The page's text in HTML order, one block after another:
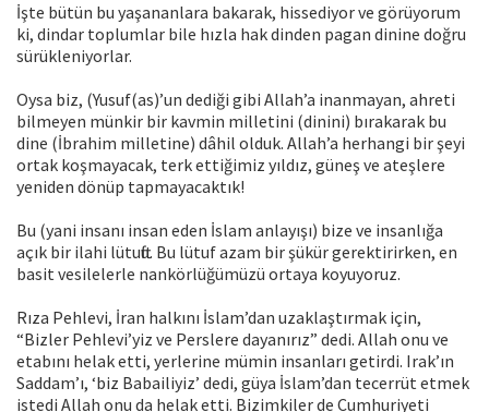
İşte bütün bu yaşananlara bakarak, hissediyor ve görüyorum
ki, dindar toplumlar bile hızla hak dinden pagan dinine doğru
sürükleniyorlar.
Oysa biz, (Yusuf(as)’un dediği gibi Allah’a inanmayan, ahreti
bilmeyen münkir bir kavmin milletini (dinini) bırakarak bu
dine (İbrahim milletine) dâhil olduk. Allah’a herhangi bir şeyi
ortak koşmayacak, terk ettiğimiz yıldız, güneş ve ateşlere
yeniden dönüp tapmayacaktık!
Bu (yani insanı insan eden İslam anlayışı) bize ve insanlığa
açık bir ilahi lütuftu. Bu lütuf azam bir şükür gerektirirken, en
basit vesilelerle nankörlüğümüzü ortaya koyuyoruz.
Rıza Pehlevi, İran halkını İslam’dan uzaklaştırmak için,
“Bizler Pehlevi’yiz ve Perslere dayanırız” dedi. Allah onu ve
etabını helak etti, yerlerine mümin insanları getirdi. Irak’ın
Saddam’ı, ‘biz Babailiyiz’ dedi, güya İslam’dan tecerrüt etmek
istedi Allah onu da helak etti. Bizimkiler de Cumhuriyeti